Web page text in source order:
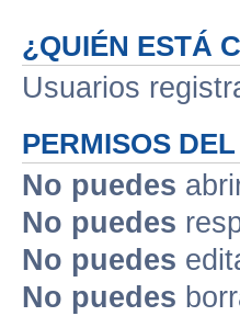
¿QUIÉN ESTÁ
Usuarios
PERMISOS
No puedes
No puedes
No puedes
No puedes